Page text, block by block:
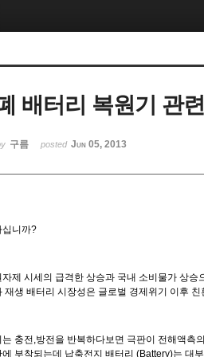
배터리 복원기 관
구름 posted Jun 05, 2013
십니까?
자제 시세의 급격한 상승과 국내 소비물가 상
재생 배터리 시장성은 글로벌 경제위기 이후
충전,방전을 반복하다보면 극판이 전해액측
에 부착되는데 납축전지 배터리 (Battery)는 대